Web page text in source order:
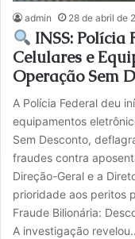
admin 28 de abril de
INSS: Polícia
Celulares e
Operação Sem
A Polícia Federal deu
equipamentos
Sem Desconto,
fraudes contra
Direção-Geral e a
prioridade aos peritos
Fraude Bilionária:
A investigação